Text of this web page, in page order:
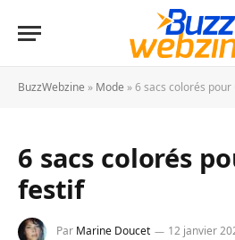
BuzzWebzine » Mode »6 sacs colorés
6 sacs colorés
festif
Par Marine Doucet 12 janvier